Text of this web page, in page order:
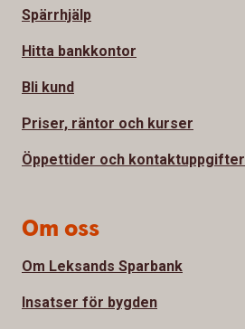
Spärrhjälp
Hitta bankkontor
Bli kund
Priser, räntor och kurser
Öppettider och kontaktuppgifter
Om oss
Om Leksands Sparbank
Insatser för bygden